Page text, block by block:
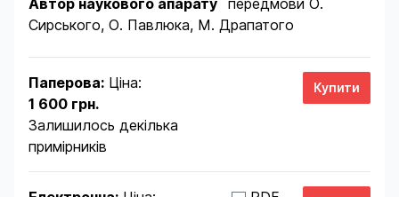
Автор наукового апарату передмови О.
Сирського, О. Павлюка, М. Драпатого
Паперова: Ціна:
1 600 грн.
Залишилось декілька
примірників